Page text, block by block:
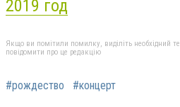
2019 год
Якщо ви помітили помилку, виділіть необхідний
повідомити про це редакцію
#рождество #концерт